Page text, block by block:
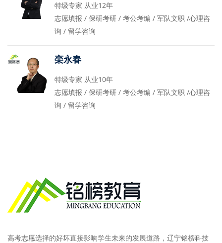
特级专家 从业12年
志愿填报 / 保研考研 / 考公考编 / 军队文职 /心理咨
询 / 留学咨询
栾永春
特级专家 从业10年
志愿填报 / 保研考研 / 考公考编 / 军队文职 /心理咨
询 / 留学咨询
高考志愿选择的好坏直接影响学生未来的发展道路，辽宁铭榜科技